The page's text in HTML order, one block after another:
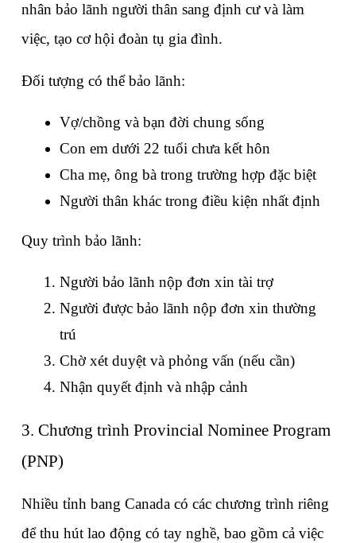
nhân bảo lãnh người thân sang định cư và làm
việc, tạo cơ hội đoàn tụ gia đình.
Đối tượng có thể bảo lãnh:
Vợ/chồng và bạn đời chung sống
Con em dưới 22 tuổi chưa kết hôn
Cha mẹ, ông bà trong trường hợp đặc biệt
Người thân khác trong điều kiện nhất định
Quy trình bảo lãnh:
Người bảo lãnh nộp đơn xin tài trợ
Người được bảo lãnh nộp đơn xin thường
trú
Chờ xét duyệt và phỏng vấn (nếu cần)
Nhận quyết định và nhập cảnh
3. Chương trình Provincial Nominee Program
(PNP)
Nhiều tỉnh bang Canada có các chương trình riêng
để thu hút lao động có tay nghề, bao gồm cả việc